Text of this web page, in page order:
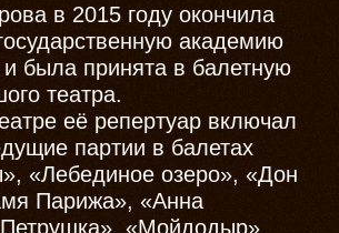
в 2015 году окончила
академию
была принята в балетную
театра.
её репертуар включал
партии в балетах
«Лебединое озеро», «Дон
Парижа», «Анна
«Мойдодыр»